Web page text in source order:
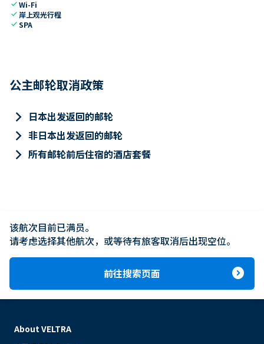
checkWi-Fi
check 岸上观光行程
checkSPA
公主邮轮取消政策
keyboard_arrow_right 日本出发返回的邮轮
keyboard_arrow_right 非日本出发返回的邮轮
keyboard_arrow_right 所有邮轮前后住宿的酒店套餐
该航次目前已满员。
请考虑选择其他航次，或等待有旅客取消后出现空位。
前往搜索页面 expand_circle_right
About VELTRA